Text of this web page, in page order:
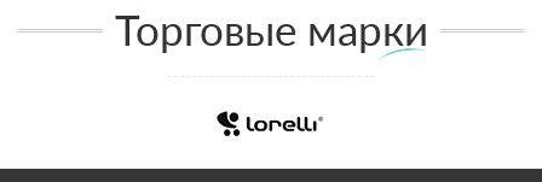
Торговые марки